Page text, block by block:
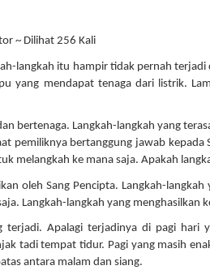
~ Dilihat 256 Kali
langkah itu hampir tidak pernah
yang mendapat tenaga dari listrik.
bertenaga. Langkah-langkah yang
pemiliknya bertanggung jawab
melangkah ke mana saja. Apakah
oleh Sang Pencipta. Langkah-
Langkah-langkah yang menghasilkan
terjadi. Apalagi terjadinya di pagi hari
tadi tempat tidur. Pagi yang masih
antara malam dan siang.